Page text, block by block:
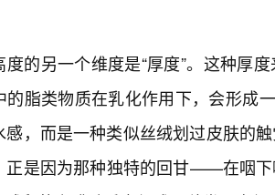
度的另一个维度是“厚度”。这种厚
的脂类物质在乳化作用下，会形成
感，而是一种类似丝绒划过皮肤的
正是因为那种独特的回甘——在咽